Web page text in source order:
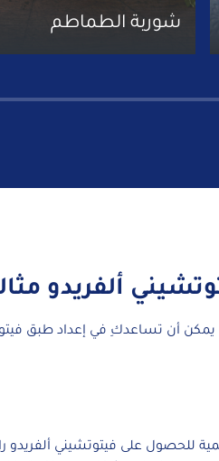
شوربة الطماطم
ألفريدو
أن تساعدكِ في إعداد طبق
للحصول على فيتوتشيني ألفريدو